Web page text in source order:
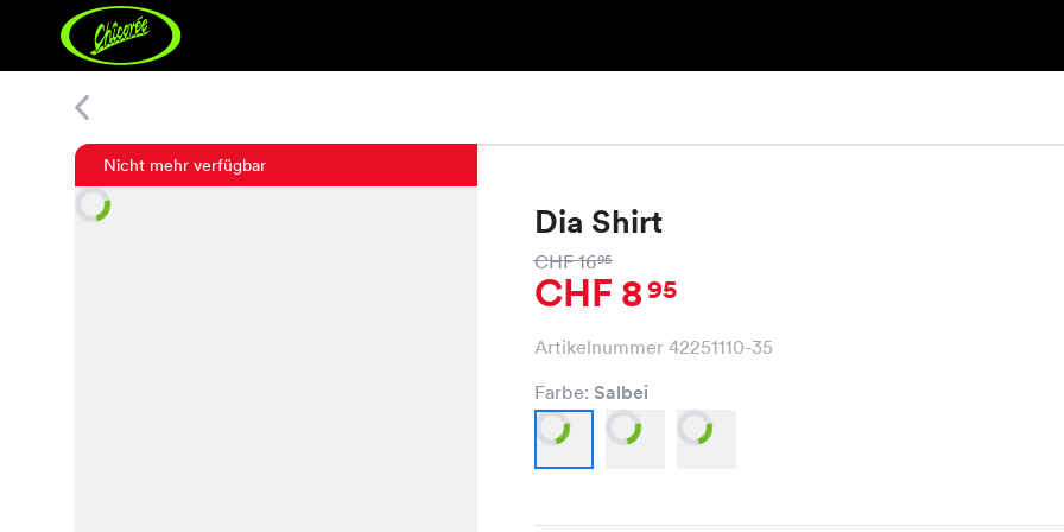
Nicht mehr verfügbar
Dia Shirt
CHF 1695
CHF 895
Artikelnummer 42251110-35
Farbe: Salbei